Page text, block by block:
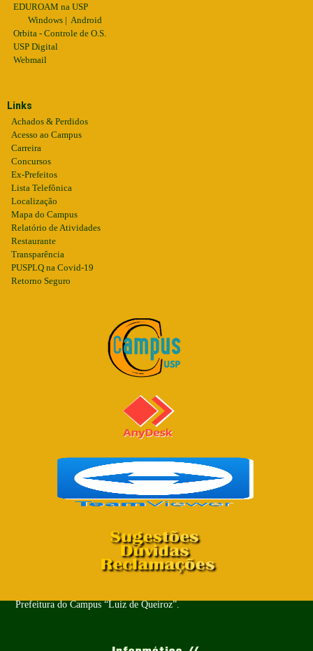
EDUROAM na USP
Windows | Android
Orbita - Controle de O.S.
USP Digital
Webmail
Links
Achados & Perdidos
Acesso ao Campus
Carreira
Concursos
Ex-Prefeitos
Lista Telefônica
Localização
Mapa do Campus
Relatório de Atividades
Restaurante
Transparência
PUSPLQ na Covid-19
Retorno Seguro
Prefeitura do Campus “Luiz de Queiroz”.